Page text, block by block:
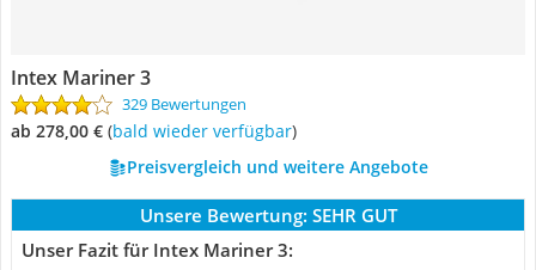
Intex Mariner 3
329 Bewertungen
ab 278,00 € ( Bald wieder verfügbar)
Preisvergleich und weitere Angebote
Unsere Bewertung: SEHR GUT
Unser Fazit für Intex Mariner 3: